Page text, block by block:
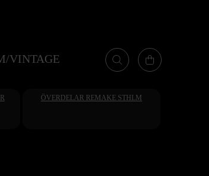
VINTAGE
ÖVERDELAR REMAKE STHLM